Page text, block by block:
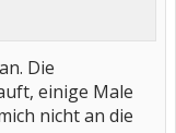
Die
einige Male
nicht an die